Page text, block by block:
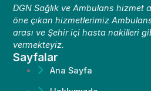
DGN Sağlık ve Ambulans hizmet
öne çıkan hizmetlerimiz
arası ve Şehir içi hasta nakilleri
vermekteyiz.
Sayfalar
Ana Sayfa